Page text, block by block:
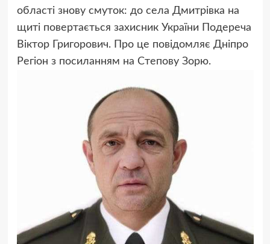
області знову смуток: до села Дмитрівка на
щиті повертається захисник України Подереча
Віктор Григорович. Про це повідомляє Дніпро
Регіон з посиланням на Степову Зорю.